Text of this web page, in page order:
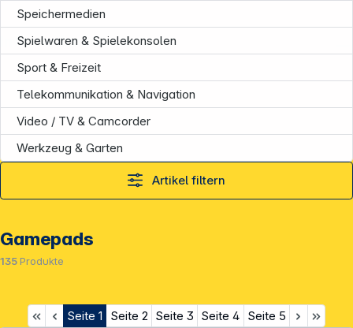
Speichermedien
Spielwaren & Spielekonsolen
Sport & Freizeit
Telekommunikation & Navigation
Video / TV & Camcorder
Werkzeug & Garten
Artikel filtern
Gamepads
135 Produkte
Seite 1 Seite 2 Seite 3 Seite 4 Seite 5
Informationen